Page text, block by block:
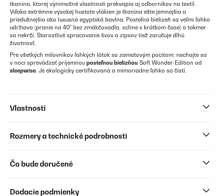
tkanina, ktorej výnimočné vlastnosti prekvapia aj odborníkov na textil.
Vďaka extrémne vysokej hustote vlákien je tkanina ešte jemnejšia a
priedušnejšia ako luxusná egyptská bavlna. Posteľná bielizeň sa veľmi ľahko
udržiava (pranie na 40° bez zmäkčovadla, schne v krátkom čase) a takmer
sa nekrčí. Starostlivé spracovanie švov a zipsov tiež zaručuje dlhú
životnosť.
Pre všetkých milovníkov ľahkých látok so zamatovým pocitom: nechajte sa
v noci sprevádzať príjemnou posteľnou bielizňou Soft Wonder-Edition od
sleepwise. Je ekologicky certifikovaná a mimoriadne ľahko sa čistí.
Vlastnosti
Rozmery a technické podrobnosti
Čo bude doručené
Dodacie podmienky